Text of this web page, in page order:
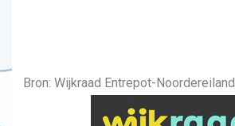
Bron: Wijkraad Entrepot-Noordereiland